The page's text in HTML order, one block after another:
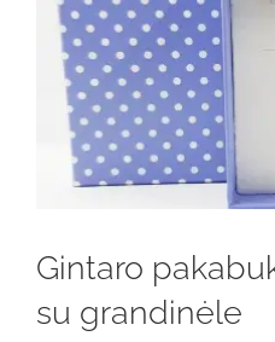
Gintaro
su grandinėle